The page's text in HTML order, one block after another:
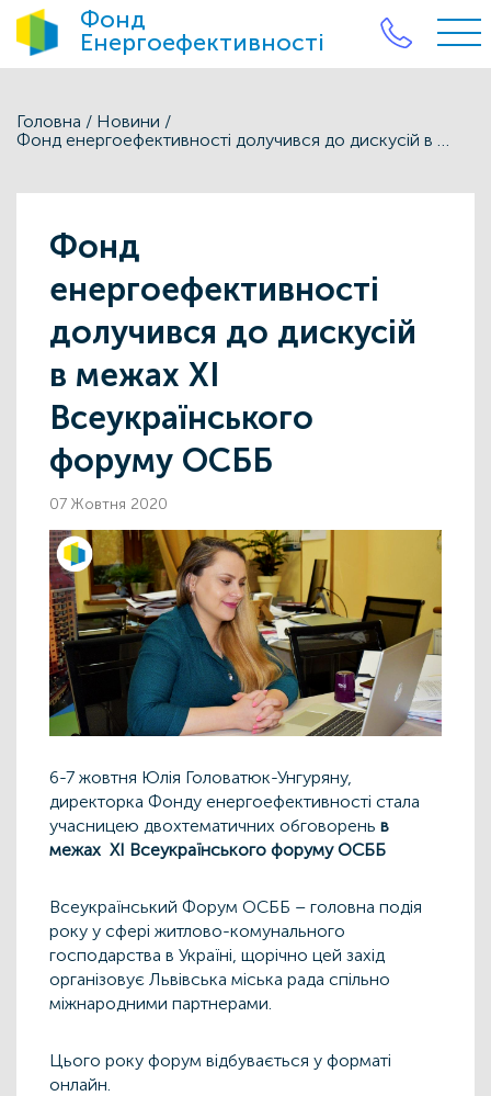
Фонд
Енергоефективності
Головна / Новини /
Фонд енергоефективності долучився до дискусій в межах XI Всеукраїнського форуму ОСББ
Фонд
енергоефективності
долучився до дискусій
в межах XI
Всеукраїнського
форуму ОСББ
07 Жовтня 2020
6-7 жовтня Юлія Головатюк-Унгуряну,
директорка Фонду енергоефективності стала
учасницею двохтематичних обговорень в
межах XI Всеукраїнського форуму ОСББ
Всеукраїнський Форум ОСББ – головна подія
року у сфері житлово-комунального
господарства в Україні, щорічно цей захід
організовує Львівська міська рада спільно
міжнародними партнерами.
Цього року форум відбувається у форматі
онлайн.